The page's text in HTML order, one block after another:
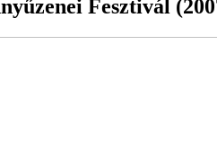
Fesztivál